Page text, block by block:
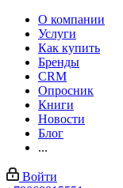
О компании
Услуги
Как купить
Бренды
CRM
Опросник
Книги
Новости
Блог
...
Войти